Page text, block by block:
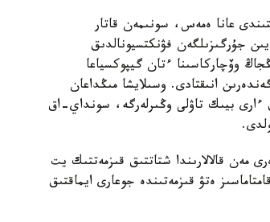
عانا ەمەس، سونىمەن قاتار
جۇرگىزىلگەن فۋنكتسيونالدىق
وۆچاركاسىنا ءتان گيپوكسياعا
انىقتادى. وسىلايشا مىڭداعان
ءارى بيىك تاۋلى وڭىرلەرگە، سونداي-اق
قالالارىندا شتاتتىق قىزمەتتىك يت
ەتۋ قىزمەتىندە جوعارى ايماقتىق